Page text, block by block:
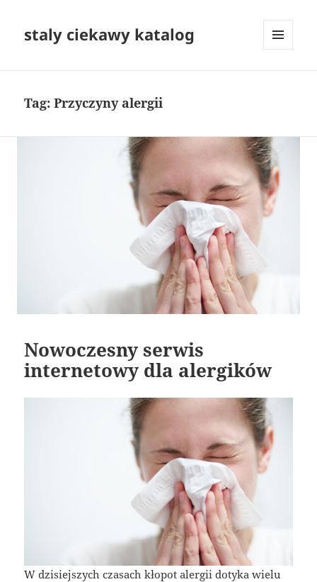
staly ciekawy katalog
Tag:Przyczyny alergii
Nowoczesny serwis
internetowy dla alergików
W dzisiejszych czasach kłopot alergii dotyka wielu